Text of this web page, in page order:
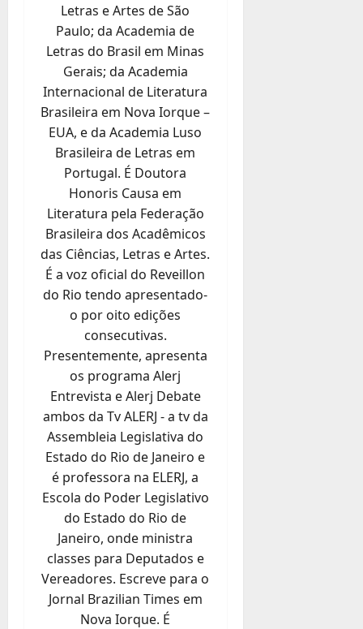
Letras e Artes de São
Paulo; da Academia de
Letras do Brasil em Minas
Gerais; da Academia
Internacional de Literatura
Brasileira em Nova Iorque –
EUA, e da Academia Luso
Brasileira de Letras em
Portugal. É Doutora
Honoris Causa em
Literatura pela Federação
Brasileira dos Acadêmicos
das Ciências, Letras e Artes.
É a voz oficial do Reveillon
do Rio tendo apresentado-
o por oito edições
consecutivas.
Presentemente, apresenta
os programa Alerj
Entrevista e Alerj Debate
ambos da Tv ALERJ - a tv da
Assembleia Legislativa do
Estado do Rio de Janeiro e
é professora na ELERJ, a
Escola do Poder Legislativo
do Estado do Rio de
Janeiro, onde ministra
classes para Deputados e
Vereadores. Escreve para o
Jornal Brazilian Times em
Nova Iorque. É